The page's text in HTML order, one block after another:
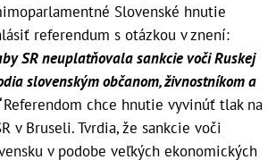
Slovenské hnutie
referendum s otázkou v znení:
SR neuplatňovala sankcie voči Ruskej
slovenským občanom, živnostníkom a
Referendom chce hnutie vyvinúť tlak na
v Bruseli. Tvrdia, že sankcie voči
v podobe veľkých ekonomických